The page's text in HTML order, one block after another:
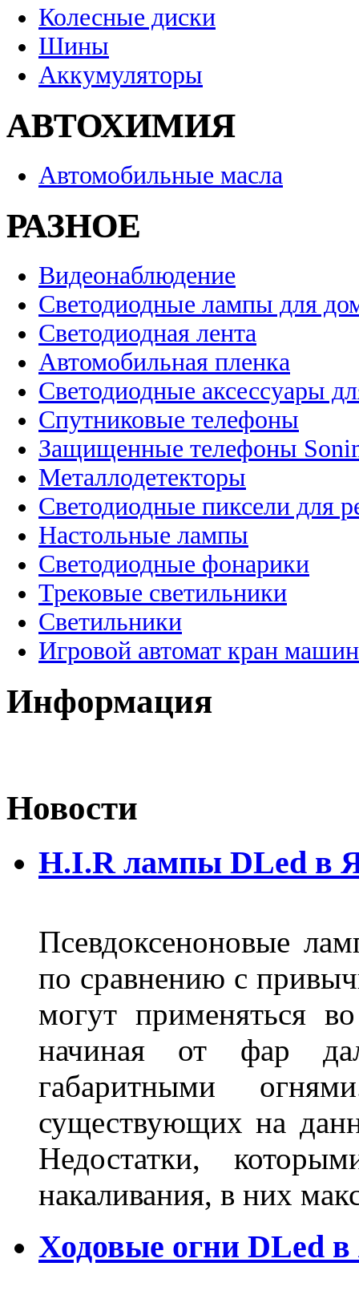
Колесные диски
Шины
Аккумуляторы
АВТОХИМИЯ
Автомобильные масла
РАЗНОЕ
Видеонаблюдение
Светодиодные лампы для
Светодиодная лента
Автомобильная пленка
Светодиодные аксессуары
Спутниковые телефоны
Защищенные телефоны
Металлодетекторы
Светодиодные пиксели для
Настольные лампы
Светодиодные фонарики
Трековые светильники
Светильники
Игровой автомат кран
Информация
Новости
H.I.R лампы DLed в
Псевдоксеноновые
по сравнению с
могут применяться
начиная от фар
габаритными
существующих на
Недостатки,
накаливания, в них
Ходовые огни DLed в